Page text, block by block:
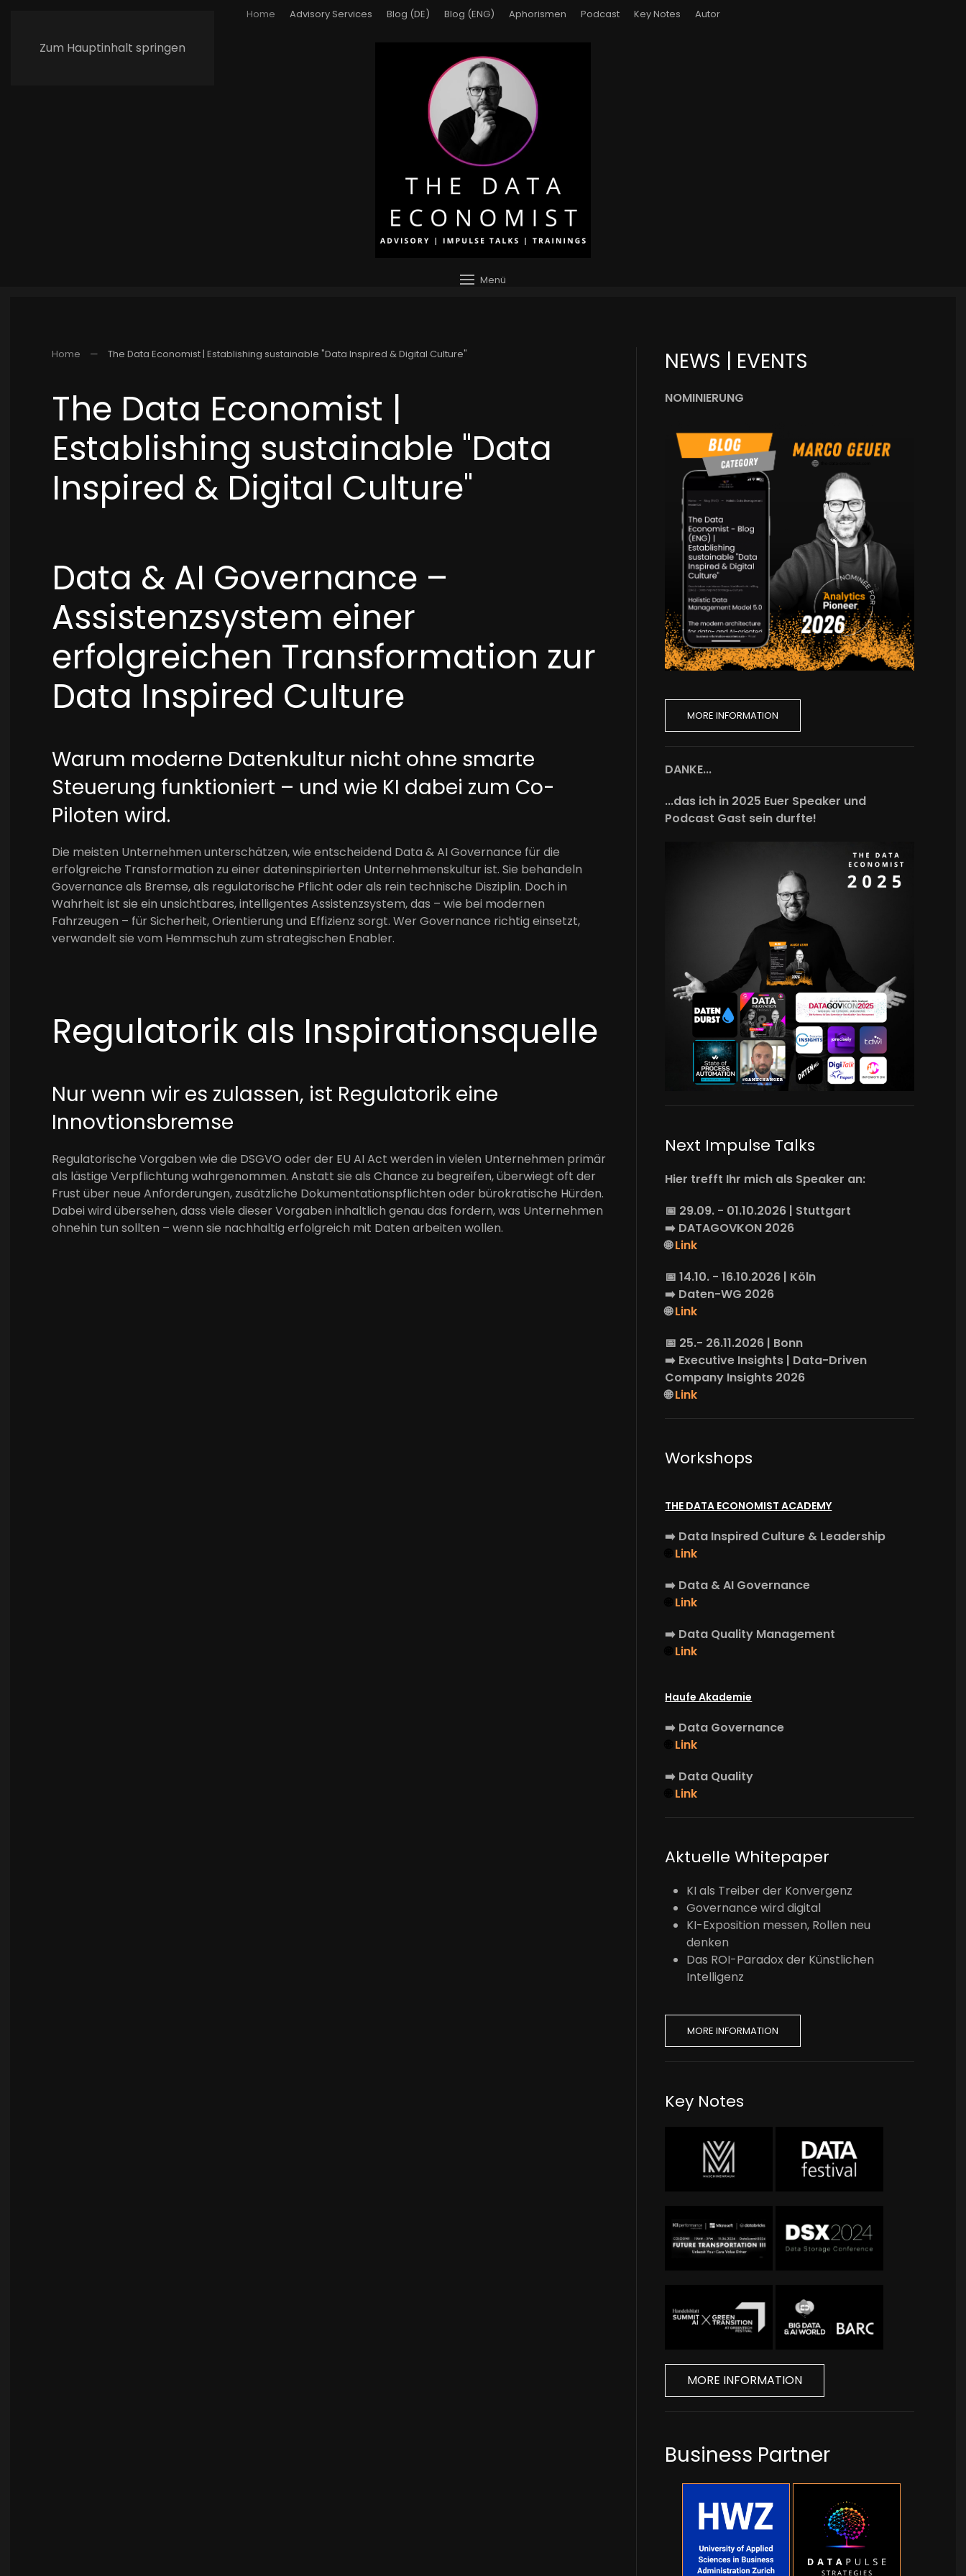
Zum Hauptinhalt springen
Home Advisory Services Blog (DE) Blog (ENG) Aphorismen Podcast Key Notes Autor
Menü
Home The Data Economist | Establishing sustainable "Data Inspired & Digital Culture"
The Data Economist |
Establishing sustainable "Data
Inspired & Digital Culture"
Data & AI Governance –
Assistenzsystem einer
erfolgreichen Transformation zur
Data Inspired Culture
Warum moderne Datenkultur nicht ohne smarte
Steuerung funktioniert – und wie KI dabei zum Co-
Piloten wird.
Die meisten Unternehmen unterschätzen, wie entscheidend Data & AI Governance für die
erfolgreiche Transformation zu einer dateninspirierten Unternehmenskultur ist. Sie behandeln
Governance als Bremse, als regulatorische Pflicht oder als rein technische Disziplin. Doch in
Wahrheit ist sie ein unsichtbares, intelligentes Assistenzsystem, das – wie bei modernen
Fahrzeugen – für Sicherheit, Orientierung und Effizienz sorgt. Wer Governance richtig einsetzt,
verwandelt sie vom Hemmschuh zum strategischen Enabler.
Regulatorik als Inspirationsquelle
Nur wenn wir es zulassen, ist Regulatorik eine
Innovtionsbremse
Regulatorische Vorgaben wie die DSGVO oder der EU AI Act werden in vielen Unternehmen primär
als lästige Verpflichtung wahrgenommen. Anstatt sie als Chance zu begreifen, überwiegt oft der
Frust über neue Anforderungen, zusätzliche Dokumentationspflichten oder bürokratische Hürden.
Dabei wird übersehen, dass viele dieser Vorgaben inhaltlich genau das fordern, was Unternehmen
ohnehin tun sollten – wenn sie nachhaltig erfolgreich mit Daten arbeiten wollen.
NEWS | EVENTS
NOMINIERUNG
MORE INFORMATION
DANKE...
...das ich in 2025 Euer Speaker und
Podcast Gast sein durfte!
Next Impulse Talks
Hier trefft Ihr mich als Speaker an:
📅 29.09. - 01.10.2026 | Stuttgart
➡️ DATAGOVKON 2026
🌐Link
📅 14.10. - 16.10.2026 | Köln
➡️ Daten-WG 2026
🌐Link
📅 25.- 26.11.2026 | Bonn
➡️ Executive Insights | Data-Driven
Company Insights 2026
🌐Link
Workshops
THE DATA ECONOMIST ACADEMY
➡️ Data Inspired Culture & Leadership
Link
➡️ Data & AI Governance
Link
➡️ Data Quality Management
Link
Haufe Akademie
➡️ Data Governance
Link
➡️ Data Quality
Link
Aktuelle Whitepaper
KI als Treiber der Konvergenz
Governance wird digital
KI-Exposition messen, Rollen neu
denken
Das ROI-Paradox der Künstlichen
Intelligenz
MORE INFORMATION
Key Notes
MORE INFORMATION
Business Partner